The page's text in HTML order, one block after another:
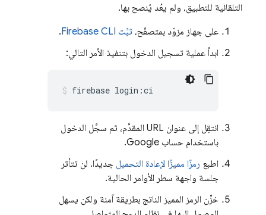
التلقائية للتطبيق، ولم يعُد يُنصح بها.
على جهاز مزوّد بمتصفّح، ثبِّت Firebase CLI
.
ابدأ عملية تسجيل الدخول بتنفيذ الأمر التالي:
firebase login:ci
انتقِل إلى عنوان URL المقدَّم، ثم سجِّل الدخول
باستخدام حساب Google.
اطبع رمزًا مميزًا لإعادة التحميل جديدًا. لن تتأثر
جلسة واجهة سطر الأوامر الحالية.
خزِّن الرمز المميز الناتج بطريقة آمنة ولكن يسهل